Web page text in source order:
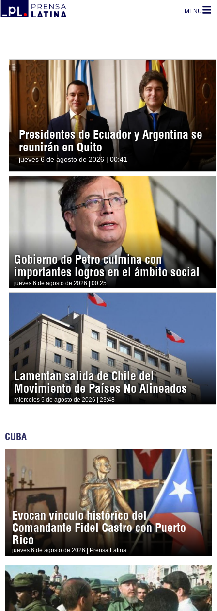
MENU
Presidentes de Ecuador y Argentina se
reunirán en Quito
jueves 6 de agosto de 2026 | 00:41
Gobierno de Petro culmina con
importantes logros en el ámbito social
jueves 6 de agosto de 2026 | 00:25
Lamentan salida de Chile del
Movimiento de Países No Alineados
miércoles 5 de agosto de 2026 | 23:48
CUBA
Evocan vínculo histórico del
Comandante Fidel Castro con Puerto
Rico
jueves 6 de agosto de 2026 | Prensa Latina